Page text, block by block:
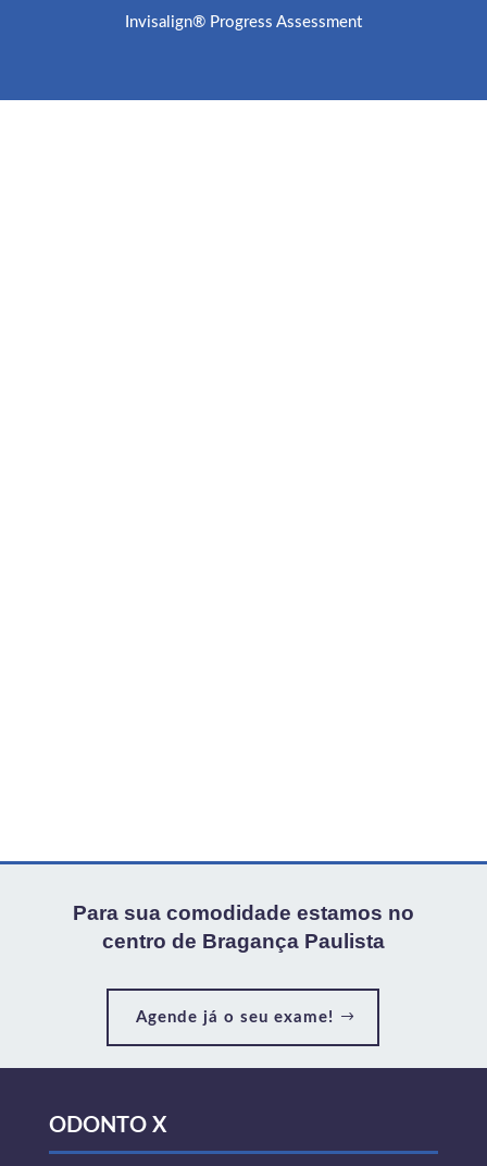
Invisalign® Progress Assessment
Para sua comodidade estamos no
centro de Bragança Paulista
Agende já o seu exame!
ODONTO X